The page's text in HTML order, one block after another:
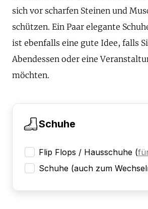
sich vor scharfen Steinen und
schützen. Ein Paar elegante
ist ebenfalls eine gute Idee, falls
Abendessen oder eine
möchten.
Schuhe
Flip Flops / Hausschuhe (
Schuhe (auch zum